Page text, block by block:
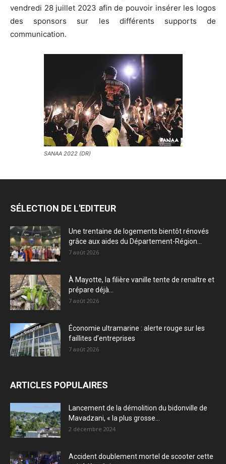
vendredi 28 juillet 2023 afin de pouvoir insérer les logos
des sponsors sur les différents supports de
communication.
SANAA 2022 (DR)
SÉLECTION DE L'EDITEUR
Une trentaine de logements bientôt rénovés
grâce aux aides du Département-Région...
7 août 2026
À Mayotte, la filière vanille tente de renaître et
prépare déjà...
7 août 2026
Économie ultramarine : alerte rouge sur les
faillites d’entreprises
7 août 2026
ARTICLES POPULAIRES
Lancement de la démolition du bidonville de
Mavadzani, « la plus grosse...
2 décembre 2024
Accident doublement mortel de scooter cette